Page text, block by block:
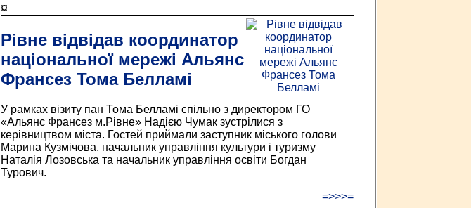
¤
Рівне відвідав координатор
національної мережі Альянс
Франсез Тома Белламі
У рамках візиту пан Тома Белламі спільно з директором ГО
«Альянс Франсез м.Рівне» Надією Чумак зустрілися з
керівництвом міста. Гостей приймали заступник міського голови
Марина Кузмічова, начальник управління культури і туризму
Наталія Лозовська та начальник управління освіти Богдан
Турович.
=>>>=